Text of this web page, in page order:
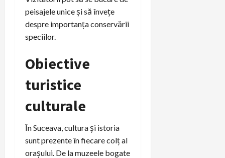
peisajele unice și să învețe
despre importanța conservării
speciilor.
Obiective
turistice
culturale
În Suceava, cultura și istoria
sunt prezente în fiecare colț al
orașului. De la muzeele bogate